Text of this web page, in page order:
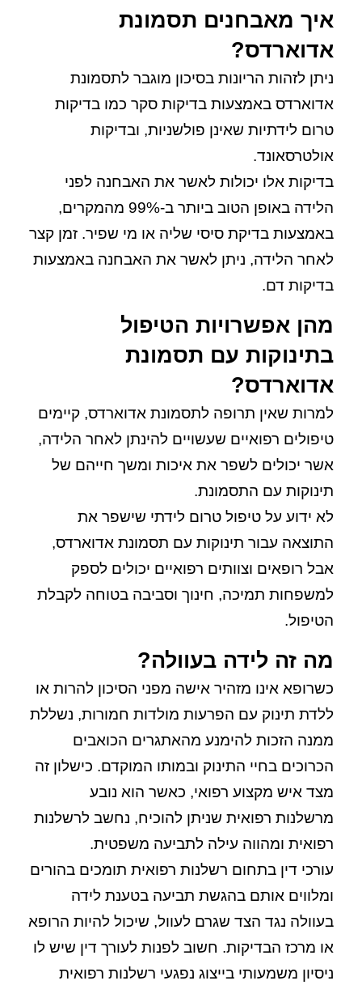
איך מאבחנים תסמונת
אדוארדס?
ניתן לזהות הריונות בסיכון מוגבר לתסמונת
אדוארדס באמצעות בדיקות סקר כמו בדיקות
טרום לידתיות שאינן פולשניות, ובדיקות
אולטרסאונד.
בדיקות אלו יכולות לאשר את האבחנה לפני
הלידה באופן הטוב ביותר ב-99% מהמקרים,
באמצעות בדיקת סיסי שליה או מי שפיר. זמן קצר
לאחר הלידה, ניתן לאשר את האבחנה באמצעות
בדיקות דם.
מהן אפשרויות הטיפול
בתינוקות עם תסמונת
אדוארדס?
למרות שאין תרופה לתסמונת אדוארדס, קיימים
טיפולים רפואיים שעשויים להינתן לאחר הלידה,
אשר יכולים לשפר את איכות ומשך חייהם של
תינוקות עם התסמונת.
לא ידוע על טיפול טרום לידתי שישפר את
התוצאה עבור תינוקות עם תסמונת אדוארדס,
אבל רופאים וצוותים רפואיים יכולים לספק
למשפחות תמיכה, חינוך וסביבה בטוחה לקבלת
הטיפול.
מה זה לידה בעוולה?
כשרופא אינו מזהיר אישה מפני הסיכון להרות או
ללדת תינוק עם הפרעות מולדות חמורות, נשללת
ממנה הזכות להימנע מהאתגרים הכואבים
הכרוכים בחיי התינוק ובמותו המוקדם. כישלון זה
מצד איש מקצוע רפואי, כאשר הוא נובע
מרשלנות רפואית שניתן להוכיח, נחשב לרשלנות
רפואית ומהווה עילה לתביעה משפטית.
עורכי דין בתחום רשלנות רפואית תומכים בהורים
ומלווים אותם בהגשת תביעה בטענת לידה
בעוולה נגד הצד שגרם לעוול, שיכול להיות הרופא
או מרכז הבדיקות. חשוב לפנות לעורך דין שיש לו
ניסיון משמעותי בייצוג נפגעי רשלנות רפואית